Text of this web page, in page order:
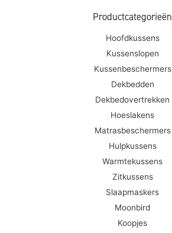
Productcategorieën
Hoofdkussens
Kussenslopen
Kussenbeschermers
Dekbedden
Dekbedovertrekken
Hoeslakens
Matrasbeschermers
Hulpkussens
Warmtekussens
Zitkussens
Slaapmaskers
Moonbird
Koopjes